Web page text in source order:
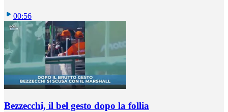
00:56
Bezzecchi, il bel gesto dopo la follia